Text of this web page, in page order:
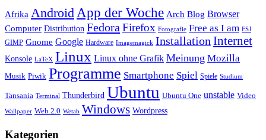
Afrika Android App der Woche Arch Blog Browser
Computer Distribution Fedora Firefox Fotografie Free as I am FSJ
GIMP Gnome Google Hardware Imagemagick Installation Internet
Konsole LaTeX Linux Linux ohne Grafik Meinung Mozilla
Musik Piwik Programme Smartphone Spiel Spiele Studium
Tansania Terminal Thunderbird Ubuntu Ubuntu One unstable Video
Wallpaper Web 2.0 Wetab Windows Wordpress
Kategorien